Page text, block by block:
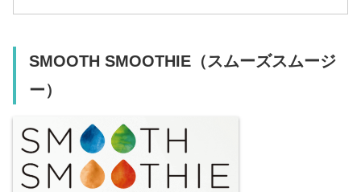
SMOOTH SMOOTHIE（スムーズスムージ
ー）